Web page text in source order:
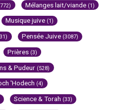
Mélanges lait/viande (1)
Musique juive (1)
Pensée Juive (3087)
Prières (3)
& Pudeur (528)
'Hodech (4)
Science & Torah (33)